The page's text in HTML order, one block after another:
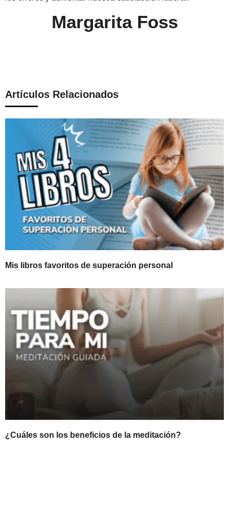
Margarita Foss
Artículos Relacionados
Mis libros favoritos de superación personal
¿Cuáles son los beneficios de la meditación?